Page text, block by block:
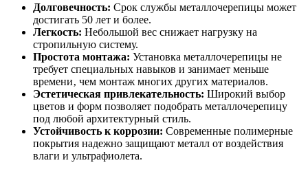
Долговечность: Срок службы металлочерепицы может
достигать 50 лет и более.
Легкость: Небольшой вес снижает нагрузку на
стропильную систему.
Простота монтажа: Установка металлочерепицы не
требует специальных навыков и занимает меньше
времени‚ чем монтаж многих других материалов.
Эстетическая привлекательность: Широкий выбор
цветов и форм позволяет подобрать металлочерепицу
под любой архитектурный стиль.
Устойчивость к коррозии: Современные полимерные
покрытия надежно защищают металл от воздействия
влаги и ультрафиолета.